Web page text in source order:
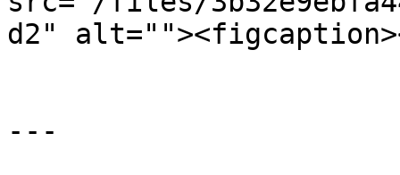
d2"
---